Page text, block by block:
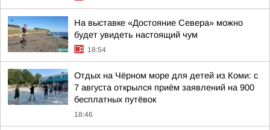
На выставке «Достояние Севера» можно
будет увидеть настоящий чум
18:54
Отдых на Чёрном море для детей из Коми: с
7 августа открылся приём заявлений на 900
бесплатных путёвок
18:46